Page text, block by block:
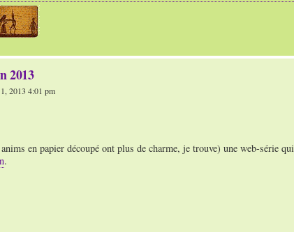
2013
2013 4:01 pm
en papier découpé ont plus de charme, je trouve) une web-série
.